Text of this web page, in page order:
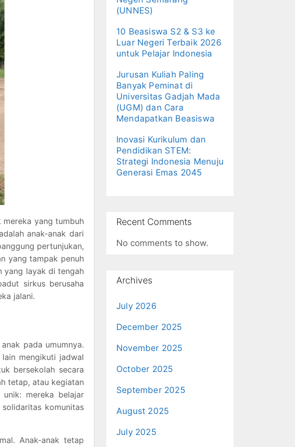
mereka yang tumbuh
anak-anak dari
pertunjukan,
yang tampak penuh
yang layak di tengah
sirkus berusaha
jalani.
pada umumnya.
mengikuti jadwal
bersekolah secara
tetap, atau kegiatan
unik: mereka belajar
komunitas
Anak-anak tetap
(UNNES)
10 Beasiswa S2 & S3 ke
Luar Negeri Terbaik 2026
untuk Pelajar Indonesia
Jurusan Kuliah Paling
Banyak Peminat di
Universitas Gadjah Mada
(UGM) dan Cara
Mendapatkan Beasiswa
Inovasi Kurikulum dan
Pendidikan STEM:
Strategi Indonesia Menuju
Generasi Emas 2045
Recent Comments
No comments to show.
Archives
July 2026
December 2025
November 2025
October 2025
September 2025
August 2025
July 2025